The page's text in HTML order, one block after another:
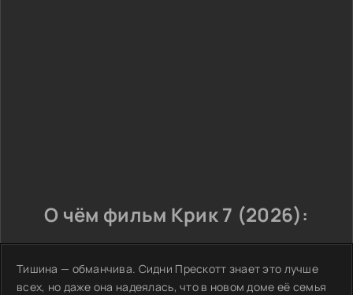
О чём фильм Крик 7 (2026):
Тишина — обманчива. Сидни Прескотт знает это лучше
всех, но даже она надеялась, что в новом доме её семья